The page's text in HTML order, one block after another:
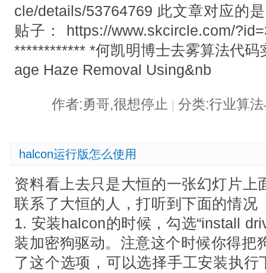
cle/details/53764769 此文章对应的
贴子： https://www.skcircle.com/
************ *何凯明博士去雾算法代
age Haze Removal Using&nb
作者:勇哥,很想停止 分类:行业算
halcon运行版怎么使用
资料看上去只是大恒的一张幻灯片上
联系了大恒的人，打听到下面的情况
1. 安装halcon的时候，勾选“install
装加密狗驱动。注意这个时候你得把
了这个选项，可以选择手工安装执